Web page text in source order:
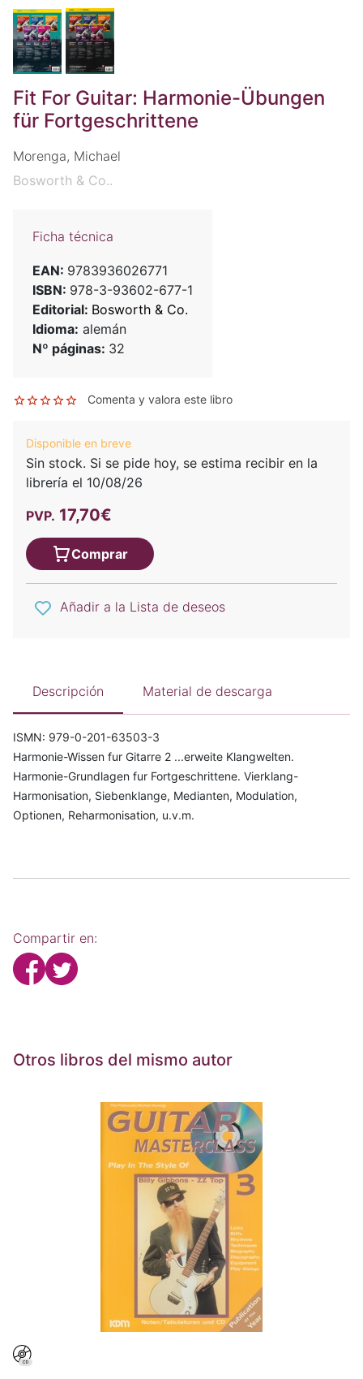
Fit For Guitar: Harmonie-Übungen
für Fortgeschrittene
Morenga, Michael
Bosworth & Co..
Ficha técnica
EAN: 9783936026771
ISBN: 978-3-93602-677-1
Editorial: Bosworth & Co.
Idioma: alemán
Nº páginas: 32
Comenta y valora este libro
Disponible en breve
Sin stock. Si se pide hoy, se estima recibir en la
librería el 10/08/26
PVP. 17,70€
Comprar
Añadir a la Lista de deseos
Descripción Material de descarga
ISMN: 979-0-201-63503-3
Harmonie-Wissen fur Gitarre 2 ...erweite Klangwelten.
Harmonie-Grundlagen fur Fortgeschrittene. Vierklang-
Harmonisation, Siebenklange, Medianten, Modulation,
Optionen, Reharmonisation, u.v.m.
Compartir en:
Otros libros del mismo autor